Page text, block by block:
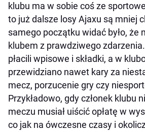
klubu ma w sobie coś ze
to już dalsze losy Ajaxu są mniej
samego początku widać było, że
klubem z prawdziwego
płacili wpisowe i składki, a w
przewidziano nawet kary za
mecz, porzucenie gry czy
Przykładowo, gdy członek klubu
meczu musiał uiścić opłatę w
co jak na ówczesne czasy i